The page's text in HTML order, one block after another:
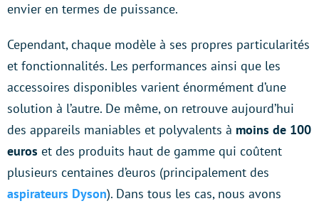
envier en termes de puissance.
Cependant, chaque modèle à ses propres particularités
et fonctionnalités. Les performances ainsi que les
accessoires disponibles varient énormément d’une
solution à l’autre. De même, on retrouve aujourd’hui
des appareils maniables et polyvalents à moins de 100
euros et des produits haut de gamme qui coûtent
plusieurs centaines d’euros (principalement des
aspirateurs Dyson). Dans tous les cas, nous avons